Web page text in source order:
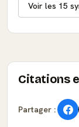
Voir les 15
Citations
Partager :